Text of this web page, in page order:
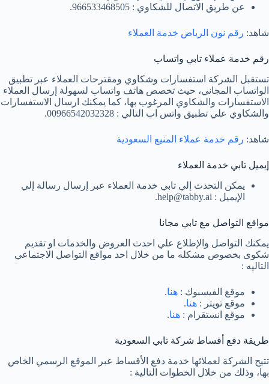
عن طريق الاتصال للشكاوي : 966533468505.
شاهد: رقم نون الرياض خدمة العملاء
رقم خدمة عملاء تابي واتساب
تستقبل الشركة استفسارات وشكاوي ومقترحات العملاء عبر تطبيق
الواتساب المجاني، حيث تخصص هاتف واتساب لسهولة إرسال العملاء
الاستفسارات والشكاوي المرغوب بها، كما يمكنك ارسال الاستفسارات
والشكاوي علي تطبيق واتس اب التالي : 00966542032328.
شاهد: رقم خدمة عملاء المنيع السعودية
إيميل تابي خدمة العملاء
يمكن التحدث إلي تابي خدمة العملاء عبر إرسال رسالة إلي
الإيميل : help@tabby.ai.
مواقع التواصل مع تابي مجانا
يمكنك التواصل والإطلاع علي احدث العروض والخدمات او تقديم
شكوى بخصوص مشكله ما من خلال احد مواقع التواصل الاجتماعي
التاليه :
موقع الفيسبوك : هنا.
موقع تويتر : هنا.
موقع انستقرام : هنا.
طريقة دفع أقساط شركة تابي السعودية
تتيح الشركة لعملائها خدمة دفع الأقساط عبر الموقع الرسمي الخاص
بها، وذلك من خلال الخطوات التالية :